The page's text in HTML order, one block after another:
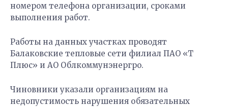
номером телефона организации, сроками
выполнения работ.
Работы на данных участках проводят
Балаковские тепловые сети филиал ПАО «Т
Плюс» и АО Облкоммунэнергро.
Чиновники указали организациям на
недопустимость нарушения обязательных